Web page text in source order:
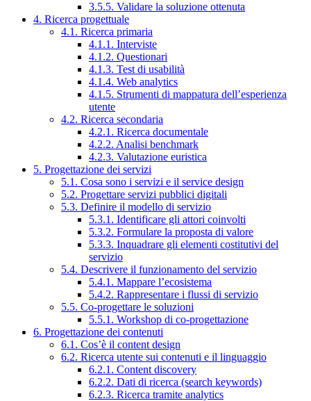
3.5.5. Validare la soluzione ottenuta
4. Ricerca progettuale
4.1. Ricerca primaria
4.1.1. Interviste
4.1.2. Questionari
4.1.3. Test di usabilità
4.1.4. Web analytics
4.1.5. Strumenti di mappatura dell’esperienza
utente
4.2. Ricerca secondaria
4.2.1. Ricerca documentale
4.2.2. Analisi benchmark
4.2.3. Valutazione euristica
5. Progettazione dei servizi
5.1. Cosa sono i servizi e il service design
5.2. Progettare servizi pubblici digitali
5.3. Definire il modello di servizio
5.3.1. Identificare gli attori coinvolti
5.3.2. Formulare la proposta di valore
5.3.3. Inquadrare gli elementi costitutivi del
servizio
5.4. Descrivere il funzionamento del servizio
5.4.1. Mappare l’ecosistema
5.4.2. Rappresentare i flussi di servizio
5.5. Co-progettare le soluzioni
5.5.1. Workshop di co-progettazione
6. Progettazione dei contenuti
6.1. Cos’è il content design
6.2. Ricerca utente sui contenuti e il linguaggio
6.2.1. Content discovery
6.2.2. Dati di ricerca (search keywords)
6.2.3. Ricerca tramite analytics